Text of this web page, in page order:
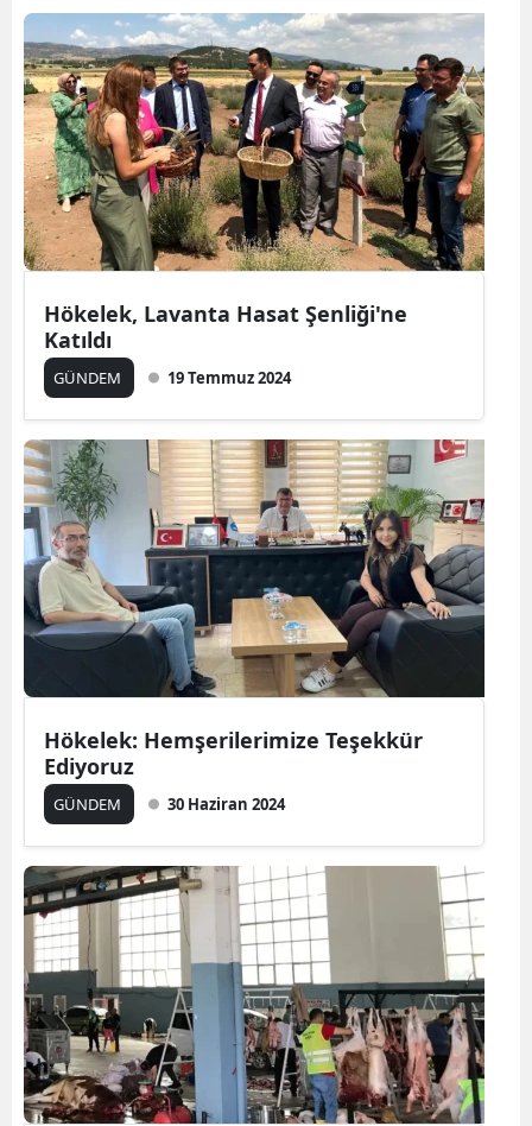
Hökelek, Lavanta Hasat Şenliği'ne
Katıldı
GÜNDEM 19 Temmuz 2024
Hökelek: Hemşerilerimize Teşekkür
Ediyoruz
GÜNDEM 30 Haziran 2024